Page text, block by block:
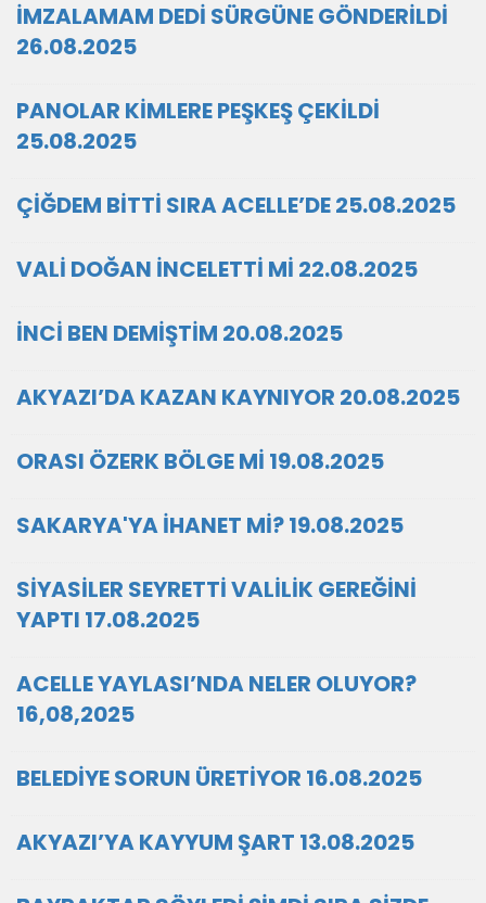
İMZALAMAM DEDİ SÜRGÜNE GÖNDERİLDİ
26.08.2025
PANOLAR KİMLERE PEŞKEŞ ÇEKİLDİ
25.08.2025
ÇİĞDEM BİTTİ SIRA ACELLE’DE 25.08.2025
VALİ DOĞAN İNCELETTİ Mİ 22.08.2025
İNCİ BEN DEMİŞTİM 20.08.2025
AKYAZI’DA KAZAN KAYNIYOR 20.08.2025
ORASI ÖZERK BÖLGE Mİ 19.08.2025
SAKARYA'YA İHANET Mİ? 19.08.2025
SİYASİLER SEYRETTİ VALİLİK GEREĞİNİ
YAPTI 17.08.2025
ACELLE YAYLASI’NDA NELER OLUYOR?
16,08,2025
BELEDİYE SORUN ÜRETİYOR 16.08.2025
AKYAZI’YA KAYYUM ŞART 13.08.2025